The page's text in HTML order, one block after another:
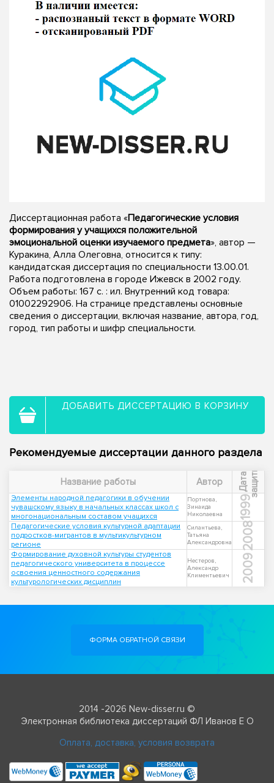
Диссертационная работа «Педагогические условия
формирования у учащихся положительной
эмоциональной оценки изучаемого предмета», автор —
Куракина, Алла Олеговна, относится к типу:
кандидатская диссертация по специальности 13.00.01.
Работа подготовлена в городе Ижевск в 2002 году.
Объем работы: 167 с. : ил. Внутренний код товара:
01002292906. На странице представлены основные
сведения о диссертации, включая название, автора, год,
город, тип работы и шифр специальности.
ДОБАВИТЬ ДИССЕРТАЦИЮ В КОРЗИНУ
Рекомендуемые диссертации данного раздела
Название работы Автор Д
а
т
а
з
а
щ
и
т ы
Элементы народной педагогики в обучении
чувашскому языку в начальных классах школ с
многонациональным составом учащихся
Портнова,
Зинаида
Николаевна
1999
Педагогические условия культурной адаптации
подростков-мигрантов в мультикультурном
регионе
Силантьева,
Татьяна
Александровна
2008
Формирование духовной культуры студентов
педагогического университета в процессе
освоения ценностного содержания
культурологических дисциплин
Нестеров,
Александр
Климентьевич
2009
ФОРМА ОБРАТНОЙ СВЯЗИ
2014 -2026 New-disser.ru ©
Электронная библиотека диссертаций ФЛ Иванов Е О
Оплата, доставка, условия возврата